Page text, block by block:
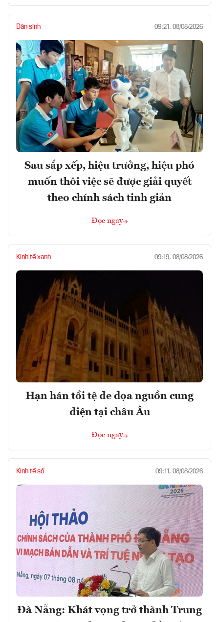
Dân sinh 09:21, 08/08/2026
Sau sắp xếp, hiệu trưởng, hiệu phó
muốn thôi việc sẽ được giải quyết
theo chính sách tinh giản
Đọc ngay
Kinh tế xanh 09:19, 08/08/2026
Hạn hán tồi tệ đe dọa nguồn cung
điện tại châu Âu
Đọc ngay
Kinh tế số 09:11, 08/08/2026
Đà Nẵng: Khát vọng trở thành Trung